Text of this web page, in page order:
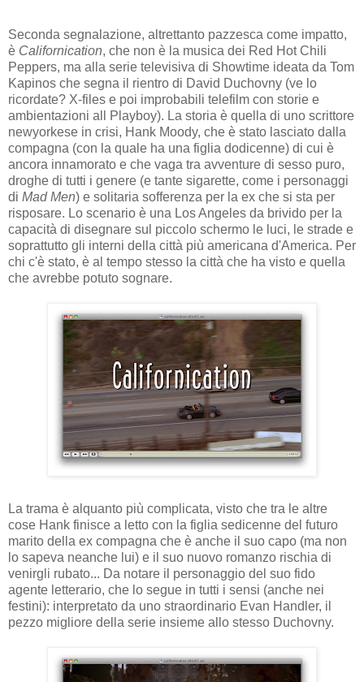
Seconda segnalazione, altrettanto pazzesca come impatto,
è Californication, che non è la musica dei Red Hot Chili
Peppers, ma alla serie televisiva di Showtime ideata da Tom
Kapinos che segna il rientro di David Duchovny (ve lo
ricordate? X-files e poi improbabili telefilm con storie e
ambientazioni all Playboy). La storia è quella di uno scrittore
newyorkese in crisi, Hank Moody, che è stato lasciato dalla
compagna (con la quale ha una figlia dodicenne) di cui è
ancora innamorato e che vaga tra avventure di sesso puro,
droghe di tutti i genere (e tante sigarette, come i personaggi
di Mad Men) e solitaria sofferenza per la ex che si sta per
risposare. Lo scenario è una Los Angeles da brivido per la
capacità di disegnare sul piccolo schermo le luci, le strade e
soprattutto gli interni della città più americana d'America. Per
chi c'è stato, è al tempo stesso la città che ha visto e quella
che avrebbe potuto sognare.
La trama è alquanto più complicata, visto che tra le altre
cose Hank finisce a letto con la figlia sedicenne del futuro
marito della ex compagna che è anche il suo capo (ma non
lo sapeva neanche lui) e il suo nuovo romanzo rischia di
venirgli rubato... Da notare il personaggio del suo fido
agente letterario, che lo segue in tutti i sensi (anche nei
festini): interpretato da uno straordinario Evan Handler, il
pezzo migliore della serie insieme allo stesso Duchovny.